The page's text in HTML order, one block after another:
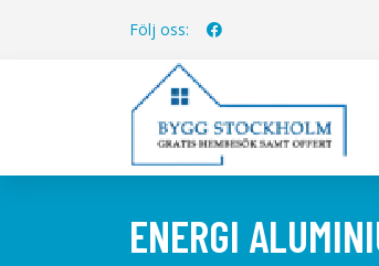
Följ oss:
ENERGI